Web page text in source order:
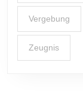
Vergebung
Zeugnis